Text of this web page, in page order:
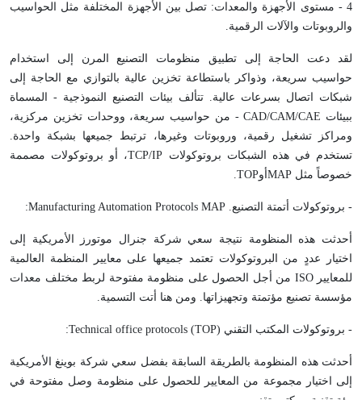
4 - مستوى الأجهزة والمعدات: تصل بين الأجهزة المختلفة مثل الحواسيب
والروبوتات والآلات الرقمية.
لقد دعت الحاجة إلى تطبيق منظومات التصنيع المرن إلى استخدام
حواسيب سريعة، وذواكر باستطاعة تخزين عالية بالتوازي مع الحاجة إلى
شبكات اتصال بسرعات عالية. تتألف بيئات التصنيع النموذجية - المسماة
ببيئات CAD/CAM/CAE- من حواسيب سريعة، ووحدات تخزين مركزية،
ومراكز تشغيل رقمية، وروبوتات وغيرها، ترتبط جميعها بشبكة واحدة.
تستخدم في هذه الشبكات بروتوكولات TCP/IP، أو بروتوكولات مصممة
خصوصاً مثل MAP أوTOP
.
- بروتوكولات أتمتة التصنيع. Manufacturing Automation Protocols MAP
:
أحدثت هذه المنظومة نتيجة سعي شركة جنرال موتورز الأمريكية إلى
اختيار عددٍ من البروتوكولات تعتمد جميعها على معايير المنظمة العالمية
للمعاييرISO من أجل الحصول على منظومة مفتوحة لربط مختلف معدات
مؤسسة تصنيع مؤتمتة وتجهيزاتها. ومن هنا أتت التسمية.
- بروتوكولات المكتب التقني (TOP
)
Technical office protocols
:
أحدثت هذه المنظومة بالطريقة السابقة بفضل سعي شركة بوينغ الأمريكية
إلى اختيار مجموعة من المعايير للحصول على منظومة وصل مفتوحة في